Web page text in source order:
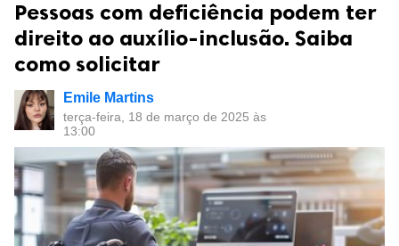
Pessoas com deficiência podem ter
direito ao auxílio-inclusão. Saiba
como solicitar
Emile Martins
terça-feira, 18 de março de 2025 às
13:00